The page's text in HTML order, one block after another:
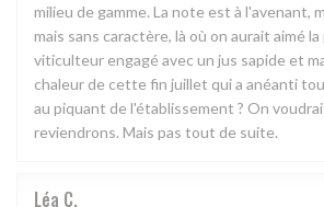
milieu de gamme. La note est à l'avenant,
mais sans caractère, là où on aurait aimé
viticulteur engagé avec un jus sapide et
chaleur de cette fin juillet qui a anéanti
au piquant de l'établissement ? On
reviendrons. Mais pas tout de suite.
Léa C